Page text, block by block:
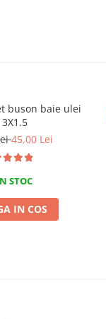
buson baie ulei
45,00 Lei
STOC
IN COS